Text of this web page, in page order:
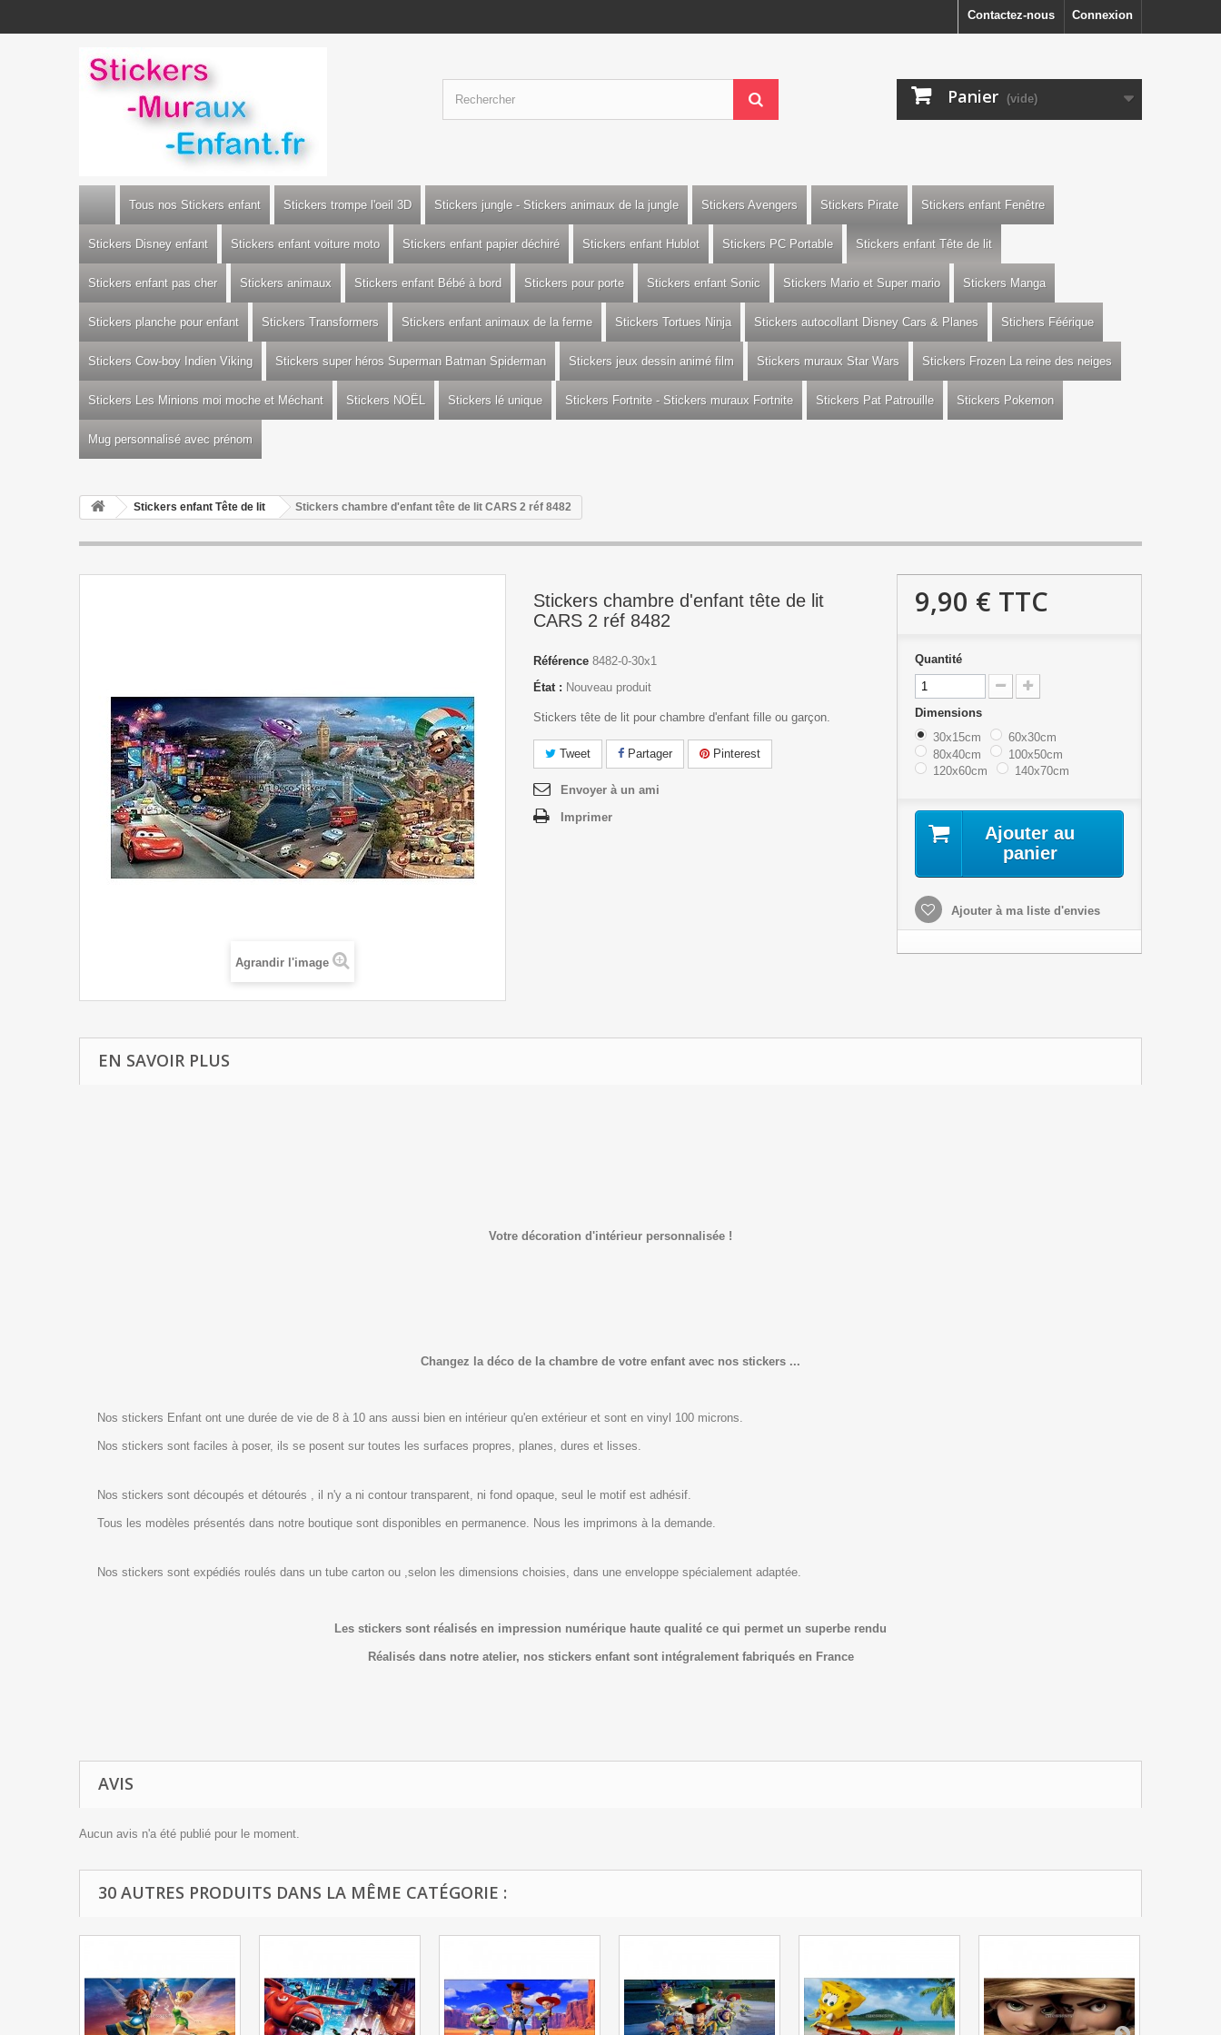
Connexion
Contactez-nous
Panier (vide)
Tous nos Stickers enfant Stickers trompe l'oeil 3D Stickers jungle - Stickers animaux de la jungle Stickers Avengers Stickers Pirate Stickers enfant Fenêtre
Stickers Disney enfant Stickers enfant voiture moto Stickers enfant papier déchiré Stickers enfant Hublot Stickers PC Portable Stickers enfant Tête de lit
Stickers enfant pas cher Stickers animaux Stickers enfant Bébé à bord Stickers pour porte Stickers enfant Sonic Stickers Mario et Super mario Stickers Manga
Stickers planche pour enfant Stickers Transformers Stickers enfant animaux de la ferme Stickers Tortues Ninja Stickers autocollant Disney Cars & Planes Stichers Féérique
Stickers Cow-boy Indien Viking Stickers super héros Superman Batman Spiderman Stickers jeux dessin animé film Stickers muraux Star Wars Stickers Frozen La reine des neiges
Stickers Les Minions moi moche et Méchant Stickers NOËL Stickers lé unique Stickers Fortnite - Stickers muraux Fortnite Stickers Pat Patrouille Stickers Pokemon
Mug personnalisé avec prénom
Stickers enfant Tête de lit Stickers chambre d'enfant tête de lit CARS 2 réf 8482
Agrandir l'image
Stickers chambre d'enfant tête de lit
CARS 2 réf 8482
Référence 8482-0-30x1
État : Nouveau produit
Stickers tête de lit pour chambre d'enfant fille ou garçon.
Tweet Partager Pinterest
Envoyer à un ami
Imprimer
9,90 € TTC
Quantité
Dimensions
30x15cm
60x30cm
80x40cm
100x50cm
120x60cm
140x70cm
Ajouter au
panier
Ajouter à ma liste d'envies
EN SAVOIR PLUS
Votre décoration d'intérieur personnalisée !
Changez la déco de la chambre de votre enfant avec nos stickers ...
Nos stickers Enfant ont une durée de vie de 8 à 10 ans aussi bien en intérieur qu'en extérieur et sont en vinyl 100 microns.
Nos stickers sont faciles à poser, ils se posent sur toutes les surfaces propres, planes, dures et lisses.
Nos stickers sont découpés et détourés , il n'y a ni contour transparent, ni fond opaque, seul le motif est adhésif.
Tous les modèles présentés dans notre boutique sont disponibles en permanence. Nous les imprimons à la demande.
Nos stickers sont expédiés roulés dans un tube carton ou ,selon les dimensions choisies, dans une enveloppe spécialement adaptée.
Les stickers sont réalisés en impression numérique haute qualité ce qui permet un superbe rendu
Réalisés dans notre atelier, nos stickers enfantsont intégralement fabriqués en France
AVIS
Aucun avis n'a été publié pour le moment.
30 AUTRES PRODUITS DANS LA MÊME CATÉGORIE :